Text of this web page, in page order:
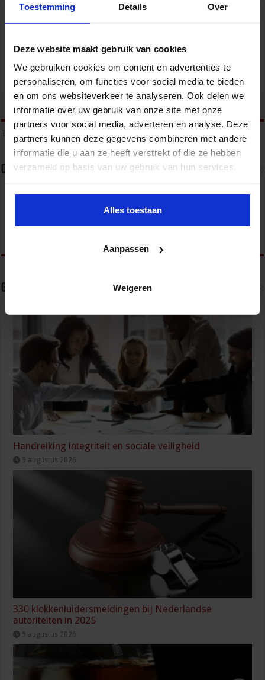
Toestemming Details Over
Deze website maakt gebruik van cookies
We gebruiken cookies om content en advertenties te
personaliseren, om functies voor social media te bieden
en om ons websiteverkeer te analyseren. Ook delen we
informatie over uw gebruik van onze site met onze
partners voor social media, adverteren en analyse. Deze
partners kunnen deze gegevens combineren met andere
informatie die u aan ze heeft verstrekt of die ze hebben
verzameld op basis van uw gebruik van hun services.
Alles toestaan
Aanpassen
Weigeren
Gebouwbeheer en veiligheid
Veiligheid
tweet
Tags ONDERMIJNING ONDERMIJNING EN GEORGANISEERDE CRIMINALITEIT
Over sbo
Het Studiecentrum voor Bedrijf en Overheid (SBO)
congressen over o.a. onderwijs, veiligheid, milieu
& RO, zorg, bouw & infra en overheid.
Gerelateerde Artikelen
Handreiking integriteit en sociale veiligheid
9 augustus 2026
330 klokkenluidersmeldingen bij Nederlandse
autoriteiten in 2025
9 augustus 2026